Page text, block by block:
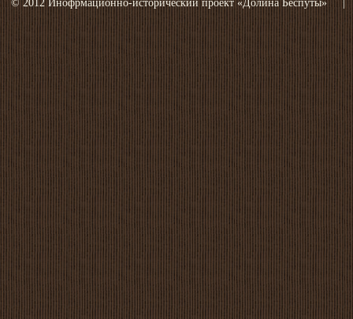
© 2012 Инофрмационно-исторический проект «Долина